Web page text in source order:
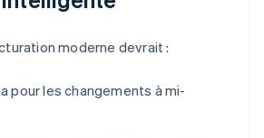
moderne devrait :
pour les changements à mi-